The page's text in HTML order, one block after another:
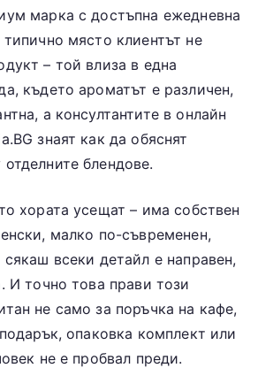
марка с достъпна ежедневна
място клиентът не
– той влиза в една
където ароматът е различен,
а консултантите в онлайн
знаят как да обяснят
блендове.
хората усещат – има собствен
малко по-съвременен,
всеки детайл е направен,
И точно това прави този
не само за поръчка на кафе,
опаковка комплект или
не е пробвал преди.